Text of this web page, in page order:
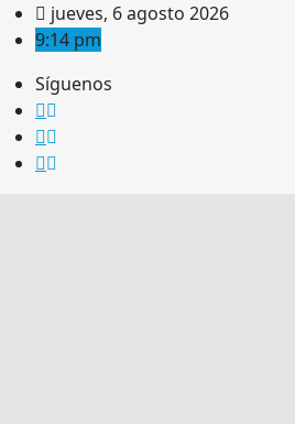
Saltar jueves, 6 agosto 2026
9:14 pm
Síguenos